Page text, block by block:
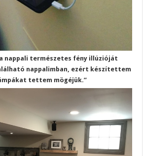
nappali természetes fény illúzióját
nappalimban, ezért készítettem
tettem mögéjük.”